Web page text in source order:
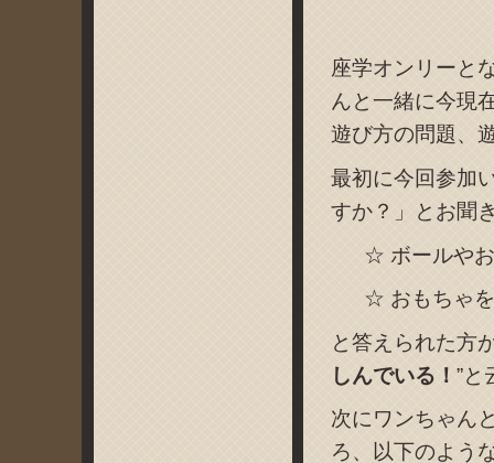
座学オンリーと
んと一緒に今現
遊び方の問題、
最初に今回参加
すか？」とお聞
☆ ボールや
☆ おもちゃ
と答えられた方
しんでいる！ ”と
次にワンちゃん
ろ、以下のよう